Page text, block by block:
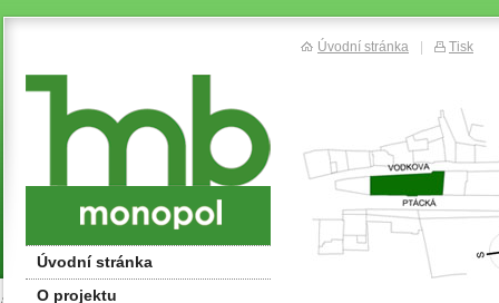
Úvodní stránka
O projektu
Úvodní stránka | Tisk